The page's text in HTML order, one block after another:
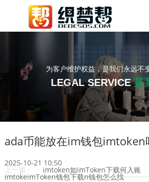
为客户维护权益，是我们永远不
LEGAL SERVICE某
ada币能放在im钱包imtoken
2025-10-21 10:50
上一篇： imtoken如imToken下载何入账
imtokeimToken钱包下载n钱包怎么找